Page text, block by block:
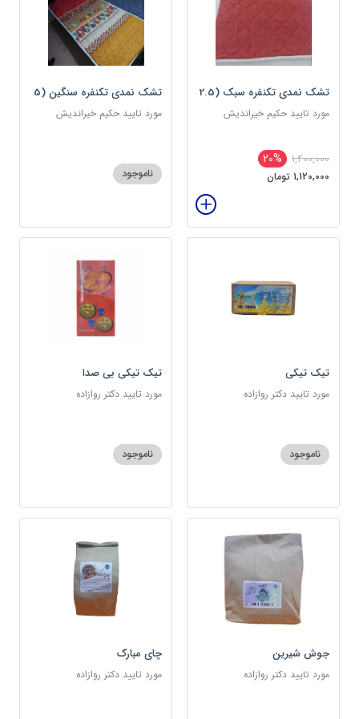
تشک نمدی تکنفره سبک (2.5
کیلویی) دوین (پس کرایه)
مورد تایید حکیم خیراندیش
1,400,000
20%
1,120,000 تومان
تشک نمدی تکنفره سنگین (5
کیلویی) دوین (پس کرایه)
مورد تایید حکیم خیراندیش
ناموجود
تیک تیکی
مورد تایید دکتر روازاده
ناموجود
تیک تیکی بی صدا
مورد تایید دکتر روازاده
ناموجود
جوش شیرین
مورد تایید دکتر روازاده
چای مبارک
مورد تایید دکتر روازاده